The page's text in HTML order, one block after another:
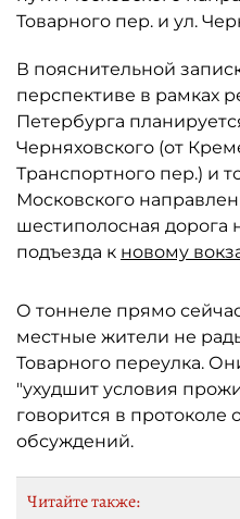
Товарного пер. и ул.
В пояснительной
перспективе в рамках
Петербурга
Черняховского (от
Транспортного пер.) и
Московского
шестиполосная дорога
подъезда к новому
О тоннеле прямо
местные жители не
Товарного переулка.
"ухудшит условия
говорится в протоколе
обсуждений.
Читайте также: